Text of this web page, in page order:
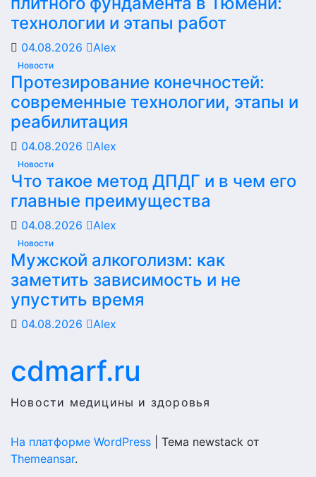
технологии и этапы работ
04.08.2026 Alex
Новости
Протезирование конечностей:
современные технологии, этапы и
реабилитация
04.08.2026 Alex
Новости
Что такое метод ДПДГ и в чем его
главные преимущества
04.08.2026 Alex
Новости
Мужской алкоголизм: как
заметить зависимость и не
упустить время
04.08.2026 Alex
cdmarf.ru
Новости медицины и здоровья
На платформе WordPress
Тема newstack от
Themeansar.